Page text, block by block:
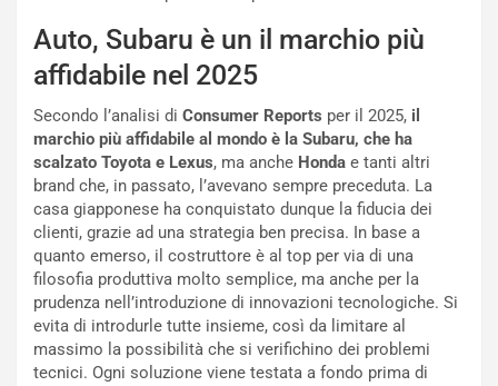
Auto, Subaru è un il marchio più
affidabile nel 2025
Secondo l’analisi di Consumer Reports per il 2025, il
marchio più affidabile al mondo è la Subaru, che ha
scalzato Toyota e Lexus, ma anche Honda e tanti altri
brand che, in passato, l’avevano sempre preceduta. La
casa giapponese ha conquistato dunque la fiducia dei
clienti, grazie ad una strategia ben precisa. In base a
quanto emerso, il costruttore è al top per via di una
filosofia produttiva molto semplice, ma anche per la
prudenza nell’introduzione di innovazioni tecnologiche. Si
evita di introdurle tutte insieme, così da limitare al
massimo la possibilità che si verifichino dei problemi
tecnici. Ogni soluzione viene testata a fondo prima di
n
z
a
d
e
G
P
d
e
B
a
1
d
o
n
U
n
E
s
p